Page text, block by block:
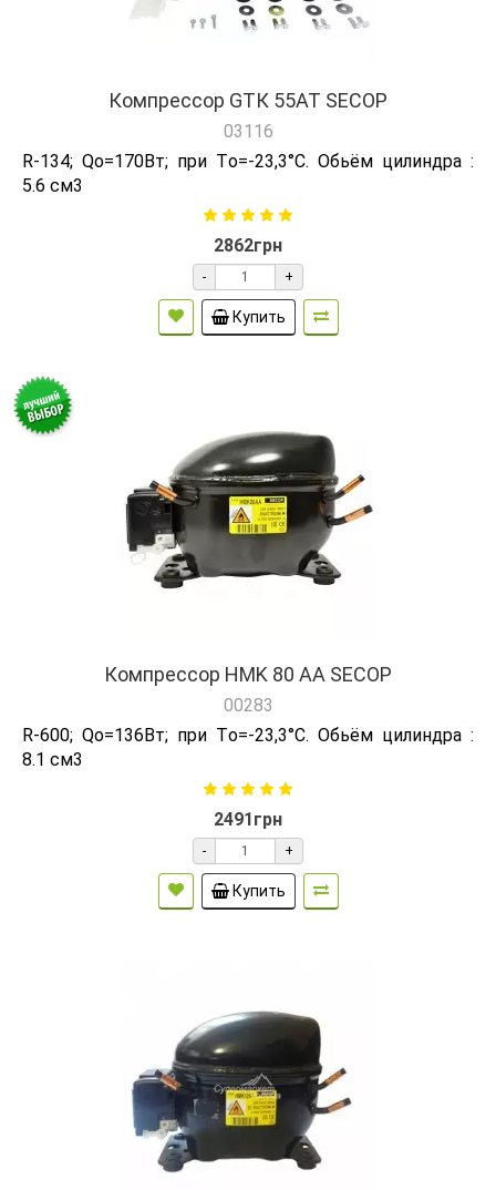
Компрессор GТК 55AT SECOP
03116
R-134; Qо=170Вт; при Tо=-23,3°C. Обьём цилиндра :
5.6 см3
2862грн
- +
Купить
Компрессор HMK 80 AA SECOP
00283
R-600; Qо=136Вт; при Tо=-23,3°C. Обьём цилиндра :
8.1 см3
2491грн
- +
Купить